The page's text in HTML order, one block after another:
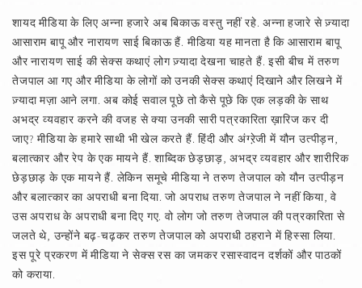
शायद मीडिया के लिए अन्ना हजारे अब बिकाऊ वस्तु नहीं रहे. अन्ना हजारे से ज़्यादा
आसाराम बापू और नारायण साई बिकाऊ हैं. मीडिया यह मानता है कि आसाराम बापू
और नारायण साई की सेक्स कथाएं लोग ज़्यादा देखना चाहते हैं. इसी बीच में तरुण
तेजपाल आ गए और मीडिया के लोगों को उनकी सेक्स कथाएं दिखाने और लिखने में
ज़्यादा मज़ा आने लगा. अब कोई सवाल पूछे तो कैसे पूछे कि एक लड़की के साथ
अभद्र व्यवहार करने की वजह से क्या उनकी सारी पत्रकारिता ख़ारिज कर दी
जाए? मीडिया के हमारे साथी भी खेल करते हैं. हिंदी और अंग्ऱेजी में यौन उत्पीड़न,
बलात्कार और रेप के एक मायने हैं. शाब्दिक छेड़छाड़, अभद्र व्यवहार और शारीरिक
छेड़छाड़ के एक मायने हैं. लेकिन समूचे मीडिया ने तरुण तेजपाल को यौन उत्पीड़न
और बलात्कार का अपराधी बना दिया. जो अपराध तरुण तेजपाल ने नहीं किया, वे
उस अपराध के अपराधी बना दिए गए. वो लोग जो तरुण तेजपाल की पत्रकारिता से
जलते थे, उन्होंने बढ़-चढ़कर तरुण तेजपाल को अपराधी ठहराने में हिस्सा लिया.
इस पूरे प्रकरण में मीडिया ने सेक्स रस का जमकर रसास्वादन दर्शकों और पाठकों
को कराया.